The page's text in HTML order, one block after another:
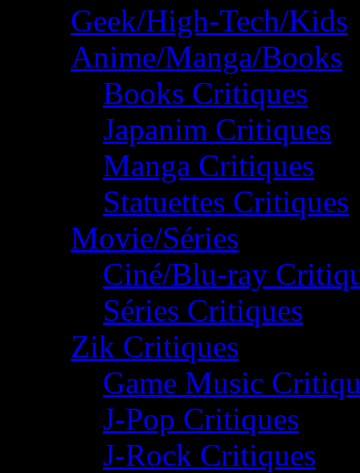
Geek/High-Tech/Kids
Anime/Manga/Books
Books Critiques
Japanim Critiques
Manga Critiques
Statuettes Critiques
Movie/Séries
Ciné/Blu-ray
Séries Critiques
Zik Critiques
Game Music
J-Pop Critiques
J-Rock Critiques